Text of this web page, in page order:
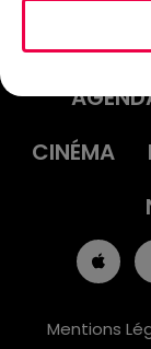
ACCUEIL
CINÉMA
Mentions